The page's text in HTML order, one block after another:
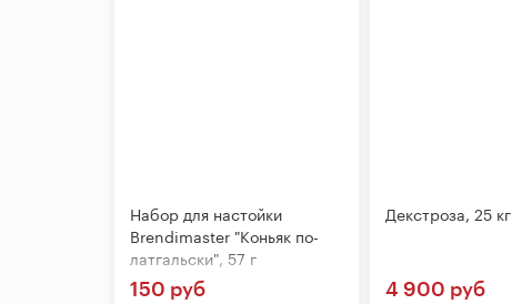
Набор для настойки
Brendimaster "Коньяк по-
латгальски", 57 г
150 руб
Декстроза, 25 кг
4 900 руб